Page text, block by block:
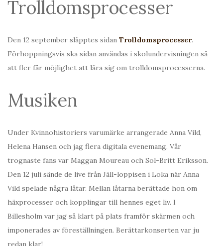
Trolldomsprocesser
Den 12 september släpptes sidan Trolldomsprocesser.
Förhoppningsvis ska sidan användas i skolundervisningen så
att fler får möjlighet att lära sig om trolldomsprocesserna.
Musiken
Under Kvinnohistoriers varumärke arrangerade Anna Vild,
Helena Hansen och jag flera digitala evenemang. Vår
trognaste fans var Maggan Moureau och Sol-Britt Eriksson.
Den 12 juli sände de live från Jäll-loppisen i Loka när Anna
Vild spelade några låtar. Mellan låtarna berättade hon om
häxprocesser och kopplingar till hennes eget liv. I
Billesholm var jag så klart på plats framför skärmen och
imponerades av föreställningen. Berättarkonserten var ju
redan klar!